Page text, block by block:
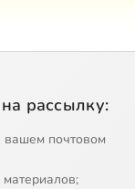
рассылку:
почтовом